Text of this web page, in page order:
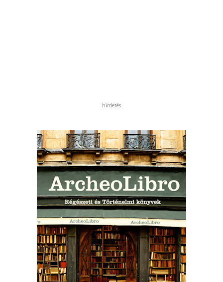
hirdetés